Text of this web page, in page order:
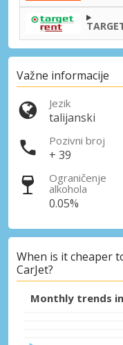
Važne informacije
Jezik
talijanski
Pozivni broj
+ 39
Ograničenje
alkohola
0.05%
When is it cheaper
CarJet?
Monthly trends
Posebni
Pristupite
dobavljača